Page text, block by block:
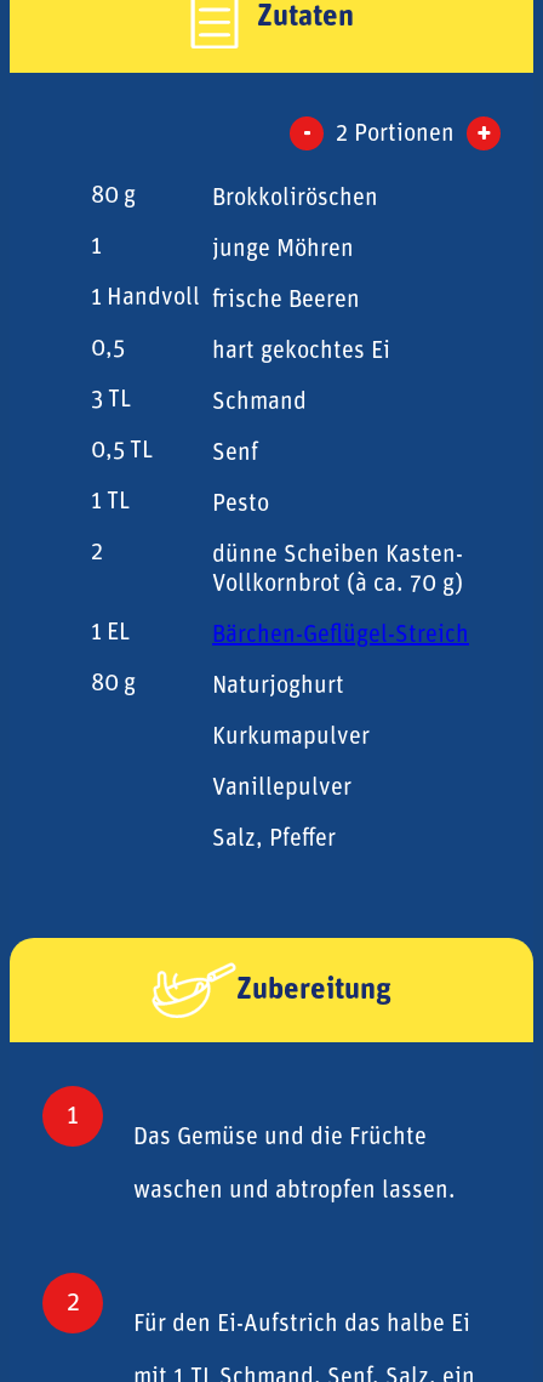
Zutaten
- 2 Portionen +
80 g
Brokkoliröschen
1
junge Möhren
1 Handvoll frische Beeren
0,5
hart gekochtes Ei
3 TL
Schmand
0,5 TL
Senf
1 TL
Pesto
2
dünne Scheiben Kasten-
Vollkornbrot (à ca. 70 g)
1 EL
Bärchen-Geflügel-Streich
80 g Naturjoghurt
Kurkumapulver
Vanillepulver
Salz, Pfeffer
Zubereitung
1
Das Gemüse und die Früchte
waschen und abtropfen lassen.
2
Für den Ei-Aufstrich das halbe Ei